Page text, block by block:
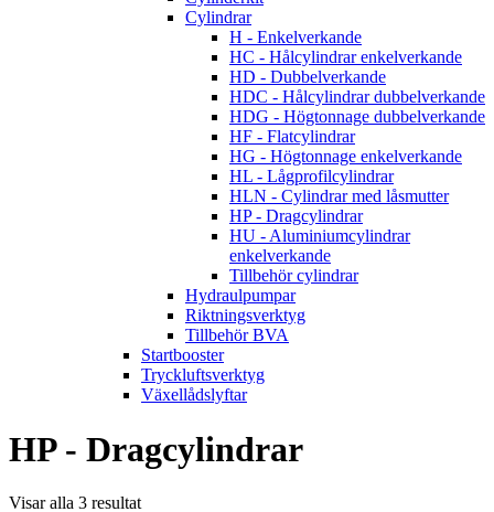
Cylindrar
H - Enkelverkande
HC - Hålcylindrar enkelverkande
HD - Dubbelverkande
HDC - Hålcylindrar dubbelverkande
HDG - Högtonnage dubbelverkande
HF - Flatcylindrar
HG - Högtonnage enkelverkande
HL - Lågprofilcylindrar
HLN - Cylindrar med låsmutter
HP - Dragcylindrar
HU - Aluminiumcylindrar
enkelverkande
Tillbehör cylindrar
Hydraulpumpar
Riktningsverktyg
Tillbehör BVA
Startbooster
Tryckluftsverktyg
Växellådslyftar
HP - Dragcylindrar
Visar alla 3 resultat